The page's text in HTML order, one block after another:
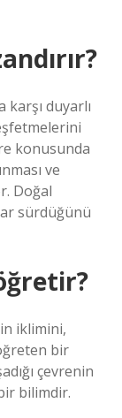
duyarlı
konusunda
ve
Doğal
sürdüğünü
iklimini,
bir
çevrenin
bilimdir.